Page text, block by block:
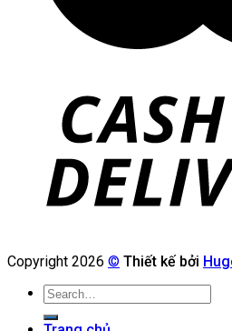
Copyright 2026 © Thiết kế bởi
Search
for: